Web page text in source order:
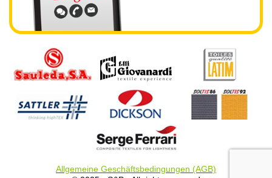
Allgemeine Geschäftsbedingungen (AGB)